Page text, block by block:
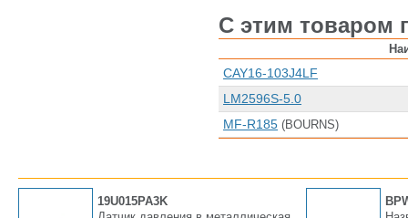
С этим товаром
CAY16-103J4LF
LM2596S-5.0
MF-R185 (BOURNS)
19U015PA3K